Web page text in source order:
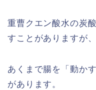
重曹クエン酸水の炭
すことがありますが
あくまで腸を「動か
があります。